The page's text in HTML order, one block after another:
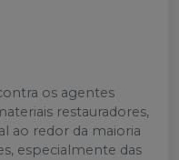
os agentes
restauradores,
ao redor da maioria
especialmente das